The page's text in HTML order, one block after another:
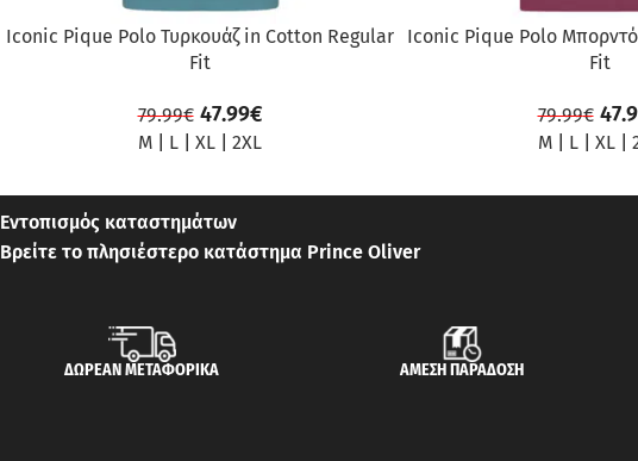
Iconic Pique Polo Τυρκουάζ in Cotton Regular
Fit
79.99€ 47.99€
M L XL 2XL
Iconic Pique Polo
Fit
79.99€
M L XL
Εντοπισμός καταστημάτων
Βρείτε το πλησιέστερο κατάστημα Prince Oliver
ΔΩΡΕΑΝ ΜΕΤΑΦΟΡΙΚΑ ΑΜΕΣΗ ΠΑΡΑΔΟΣΗ